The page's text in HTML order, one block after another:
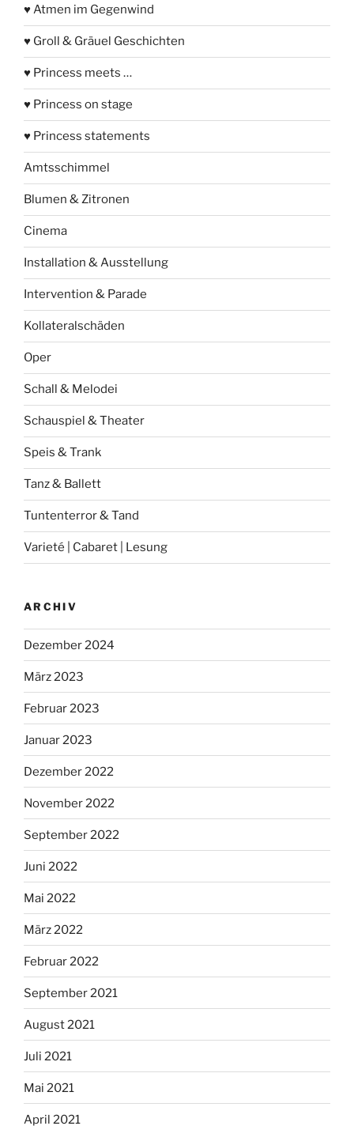
♥ Atmen im Gegenwind
♥ Groll & Gräuel Geschichten
♥ Princess meets …
♥ Princess on stage
♥ Princess statements
Amtsschimmel
Blumen & Zitronen
Cinema
Installation & Ausstellung
Intervention & Parade
Kollateralschäden
Oper
Schall & Melodei
Schauspiel & Theater
Speis & Trank
Tanz & Ballett
Tuntenterror & Tand
Varieté | Cabaret | Lesung
ARCHIV
Dezember 2024
März 2023
Februar 2023
Januar 2023
Dezember 2022
November 2022
September 2022
Juni 2022
Mai 2022
März 2022
Februar 2022
September 2021
August 2021
Juli 2021
Mai 2021
April 2021